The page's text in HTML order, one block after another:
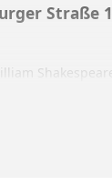
Straße
könnte,